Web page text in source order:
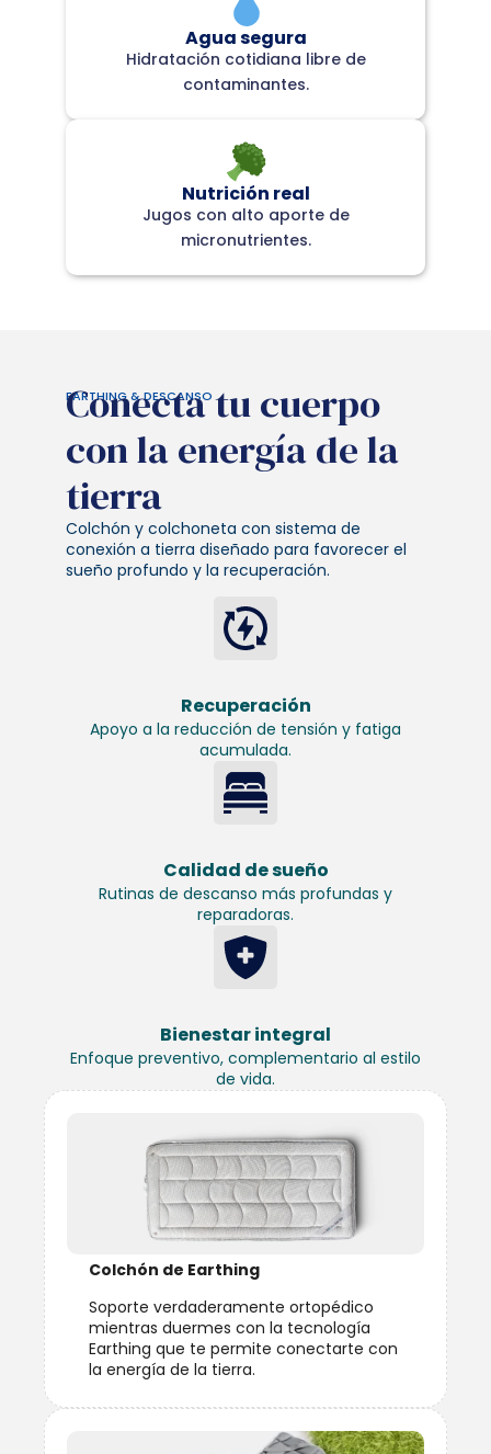
Agua segura
Hidratación cotidiana libre de
contaminantes.
Nutrición real
Jugos con alto aporte de
micronutrientes.
EARTHING & DESCANSO
Conecta tu cuerpo
con la energía de la
tierra
Colchón y colchoneta con sistema de
conexión a tierra diseñado para favorecer el
sueño profundo y la recuperación.
Recuperación
Apoyo a la reducción de tensión y fatiga
acumulada.
Calidad de sueño
Rutinas de descanso más profundas y
reparadoras.
Bienestar integral
Enfoque preventivo, complementario al estilo
de vida.
Colchón de Earthing
Soporte verdaderamente ortopédico
mientras duermes con la tecnología
Earthing que te permite conectarte con
la energía de la tierra.